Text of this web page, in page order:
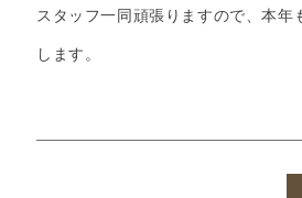
スタッフ一同頑張りますので、本年
します。